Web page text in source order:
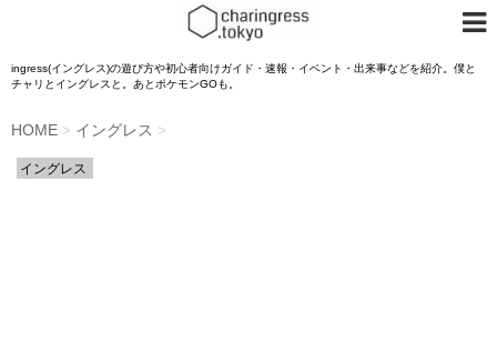
ingress(イングレス)の遊び方や初心者向けガイド・速報・イベント・出来事などを紹介。僕と
チャリとイングレスと。あとポケモンGOも。
HOME > イングレス >
イングレス